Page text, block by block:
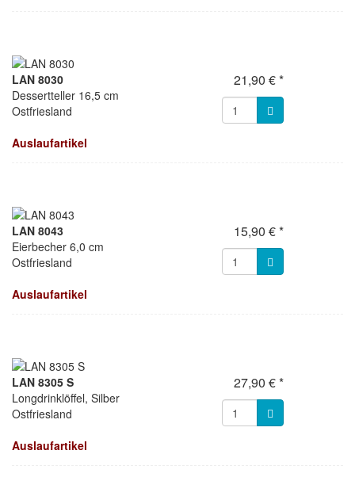
LAN 8030
Dessertteller 16,5 cm
Ostfriesland
Auslaufartikel
21,90 € *
LAN 8043
Eierbecher 6,0 cm
Ostfriesland
Auslaufartikel
15,90 € *
LAN 8305 S
Longdrinklöffel, Silber
Ostfriesland
Auslaufartikel
27,90 € *